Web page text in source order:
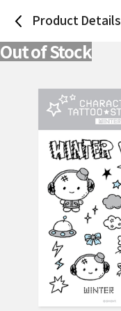
Product Details
Out of Stock